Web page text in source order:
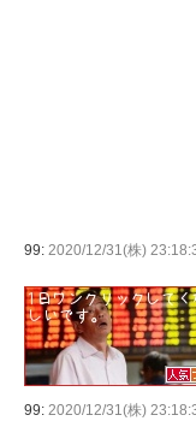
99: 2020/12/31(株)
99: 2020/12/31(株)